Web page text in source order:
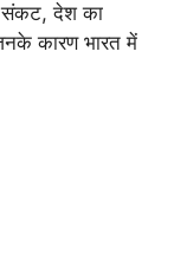
संकट, देश का
कारण भारत में